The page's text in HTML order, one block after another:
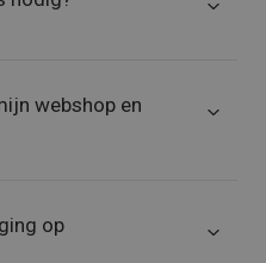
webshop en
op